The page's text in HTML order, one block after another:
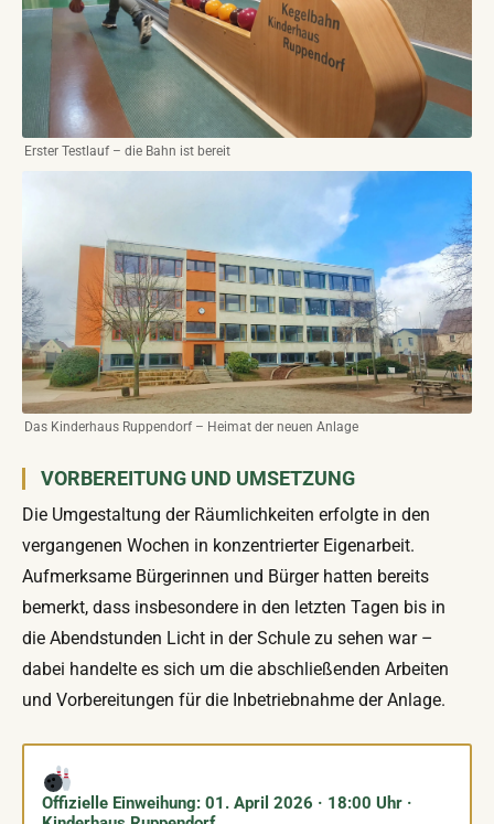
Erster Testlauf – die Bahn ist bereit
Das Kinderhaus Ruppendorf – Heimat der neuen Anlage
VORBEREITUNG UND UMSETZUNG
Die Umgestaltung der Räumlichkeiten erfolgte in den
vergangenen Wochen in konzentrierter Eigenarbeit.
Aufmerksame Bürgerinnen und Bürger hatten bereits
bemerkt, dass insbesondere in den letzten Tagen bis in
die Abendstunden Licht in der Schule zu sehen war –
dabei handelte es sich um die abschließenden Arbeiten
und Vorbereitungen für die Inbetriebnahme der Anlage.
Offizielle Einweihung: 01. April 2026 · 18:00 Uhr ·